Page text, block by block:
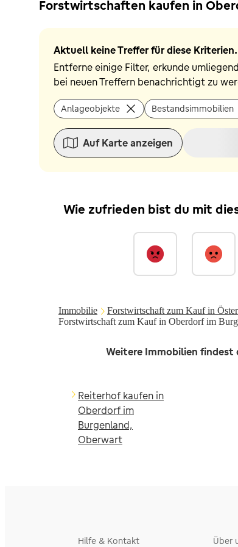
Forstwirtschaften kaufen in
Aktuell keine Treffer für diese
Entferne einige Filter, erkunde
bei neuen Treffern benachrichtigt zu
Anlageobjekte Bestandsimmobilien
Auf Karte anzeigen
Wie zufrieden bist du mit
Immobilie
Forstwirtschaft zum Kauf in
Forstwirtschaft zum Kauf in Oberdorf im
Weitere Immobilien findest
Reiterhof kaufen in
Oberdorf im
Burgenland,
Oberwart
Hilfe & Kontakt
Über